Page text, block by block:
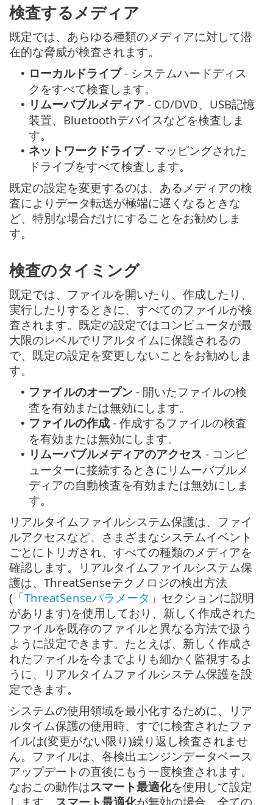
検査するメディア
既定では、あらゆる種類のメディアに対して潜
在的な脅威が検査されます。
• ローカルドライブ- システムハードディス
クをすべて検査します。
• リムーバブルメディア - CD/DVD、USB記憶
装置、Bluetoothデバイスなどを検査しま
す。
• ネットワークドライブ- マッピングされた
ドライブをすべて検査します。
既定の設定を変更するのは、あるメディアの検
査によりデータ転送が極端に遅くなるときな
ど、特別な場合だけにすることをお勧めしま
す。
検査のタイミング
既定では、ファイルを開いたり、作成したり、
実行したりするときに、すべてのファイルが検
査されます。既定の設定ではコンピュータが最
大限のレベルでリアルタイムに保護されるの
で、既定の設定を変更しないことをお勧めしま
す。
• ファイルのオープン - 開いたファイルの検
査を有効または無効にします。
• ファイルの作成 - 作成するファイルの検査
を有効または無効にします。
• リムーバブルメディアのアクセス - コンピ
ューターに接続するときにリムーバブルメ
ディアの自動検査を有効または無効にしま
す。
リアルタイムファイルシステム保護は、ファイ
ルアクセスなど、さまざまなシステムイベント
ごとにトリガされ、すべての種類のメディアを
確認します。リアルタイムファイルシステム保
護は、ThreatSenseテクノロジの検出方法
(「ThreatSenseパラメータ 」セクションに説明
があります)を使用しており、新しく作成された
ファイルを既存のファイルと異なる方法で扱う
ように設定できます。たとえば、新しく作成さ
れたファイルを今までよりも細かく監視するよ
うに、リアルタイムファイルシステム保護を設
定できます。
システムの使用領域を最小化するために、リア
ルタイム保護の使用時、すでに検査されたファ
イルは(変更がない限り)繰り返し検査されませ
ん。ファイルは、各検出エンジンデータベース
アップデートの直後にもう一度検査されます。
なおこの動作はスマート最適化を使用して設定
します。 スマート最適化が無効の場合、全ての